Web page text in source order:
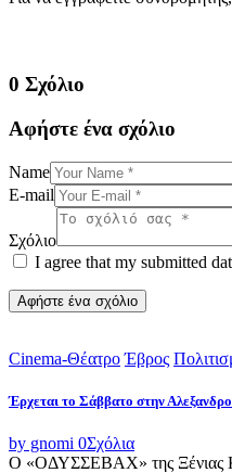
0 Σχόλιο
Αφήστε ένα σχόλιο
Name
E-mail
Σχόλιο
I agree that my submitted
Cinema-Θέατρο Έβρος
Έρχεται το Σάββατο στην
by gnomi 0Σχόλια
Ο «ΟΔΥΣΣΕΒΑΧ» της Ξένιας